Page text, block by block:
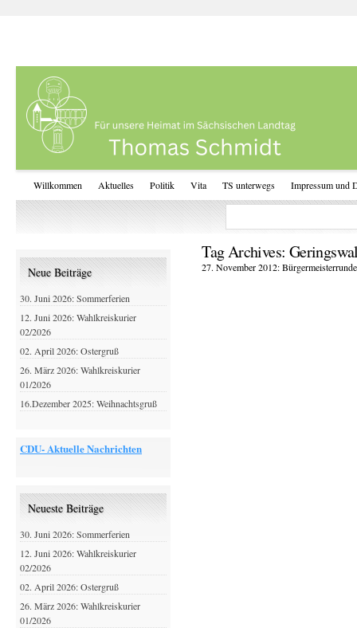
Willkommen Aktuelles Politik Vita TS unterwegs Impressum und
Tag Archives:
27. November 2012:
Neue Beiträge
30. Juni 2026: Sommerferien
12. Juni 2026: Wahlkreiskurier
02/2026
02. April 2026: Ostergruß
26. März 2026: Wahlkreiskurier
01/2026
16.Dezember 2025: Weihnachtsgruß
CDU- Aktuelle Nachrichten
Neueste Beiträge
30. Juni 2026: Sommerferien
12. Juni 2026: Wahlkreiskurier
02/2026
02. April 2026: Ostergruß
26. März 2026: Wahlkreiskurier
01/2026